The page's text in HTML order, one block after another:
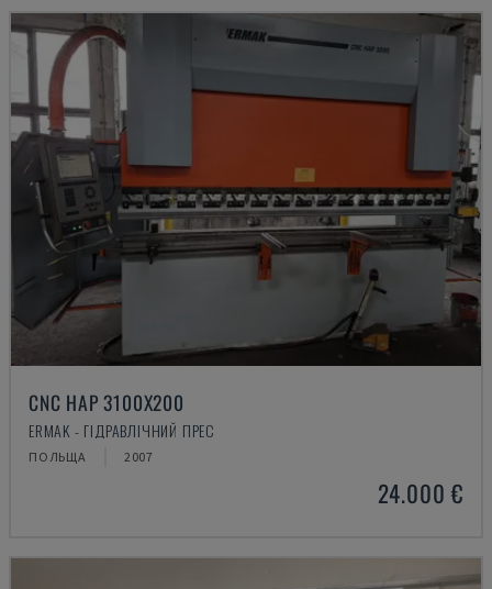
CNC HAP 3100X200
ERMAK - ГІДРАВЛІЧНИЙ ПРЕС
ПОЛЬЩА 2007
24.000 €